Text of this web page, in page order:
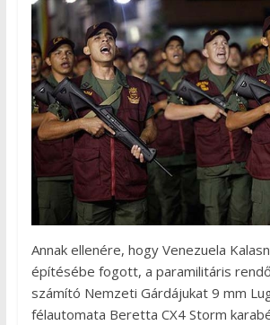
Annak ellenére, hogy Venezuela
építésébe fogott, a paramilitáris
számító Nemzeti Gárdájukat 9 mm
félautomata Beretta CX4 Storm